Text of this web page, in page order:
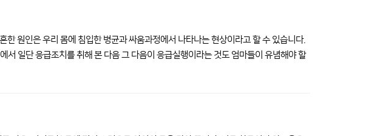
한 원인은 우리 몸에 침입한 병균과 싸움과정에서 나타나는 현상이라고 할 수 있습니다.
서 일단 응급조치를 취해 본 다음 그 다음이 응급실행이라는 것도 엄마들이 유념해야 할